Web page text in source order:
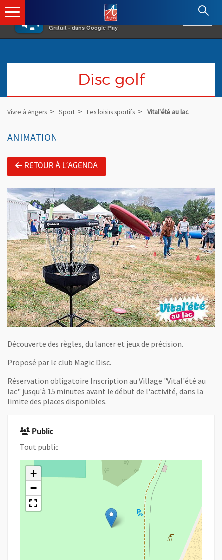
×
Gratuit - dans Google Play
Angers.fr : Retour à l'accueil
Disc golf
Vivre à Angers Sport Les loisirs sportifs Vital'été au lac
ANIMATION
RETOUR À L'AGENDA
Découverte des règles, du lancer et jeux de précision.
Proposé par le club Magic Disc.
Réservation obligatoire Inscription au Village "Vital'été au
lac" jusqu'à 15 minutes avant le début de l'activité, dans la
limite des places disponibles.
Public
Tout public
+
−